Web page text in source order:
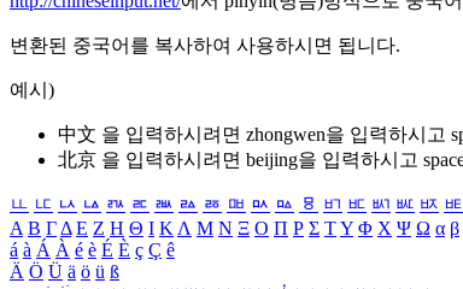
변환된 중국어를 복사하여 사용하시면 됩니다.
예시)
中文 을 입력하시려면 zhongwen을 입력하시고
北京 을 입력하시려면 beijing을 입력하시고
ㅥ ㅦ ㅧ ㅨ ㅩ ㅪ ㅫ ㅬ ㅭ ㅮ ㅯ ㅰ ㅱ ㅲ ㅳ ㅴ ㅵ ㅶ ㅷ
Α Β ΓΔ Ε Ζ Η Θ Ι ΚΛ Μ Ν Ξ Ο Π Ρ Σ ΤΥ Φ Χ Ψ Ω α β
á à Á À é è É È ç Ç ê
Ä Ö Ü ä ö ü ß